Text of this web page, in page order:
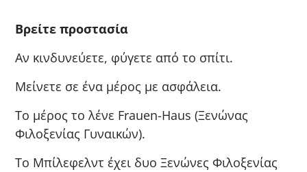
Βρείτε προστασία
Αν κινδυνεύετε, φύγετε από το σπίτι.
Μείνετε σε ένα μέρος με ασφάλεια.
Το μέρος το λένε Frauen-Haus (Ξενώνας
Φιλοξενίας Γυναικών).
Το Μπίλεφελντ έχει δυο Ξενώνες Φιλοξενίας